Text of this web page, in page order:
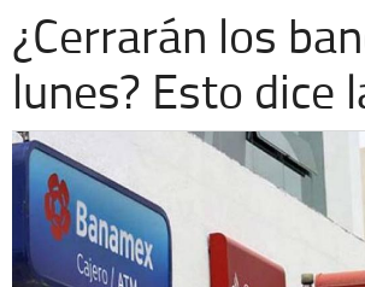
Cronos
Economía
Espectáculos
Deportes
Extra +
¿Cerrarán los
lunes? Esto dice